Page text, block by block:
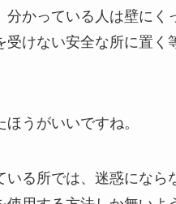
分かっている人は壁にく
受けない安全な所に置く
うがいいですね。
る所では、 迷惑になら